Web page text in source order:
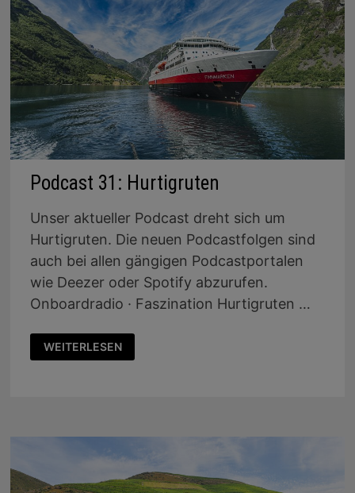
Podcast 31: Hurtigruten
Unser aktueller Podcast dreht sich um
Hurtigruten. Die neuen Podcastfolgen sind
auch bei allen gängigen Podcastportalen
wie Deezer oder Spotify abzurufen.
Onboardradio · Faszination Hurtigruten …
PODCAST
31:
HURTIGRUTEN
WEITERLESEN